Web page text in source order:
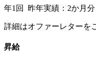
年1回 昨年実績：2か月分
詳細はオファーレターを
昇給